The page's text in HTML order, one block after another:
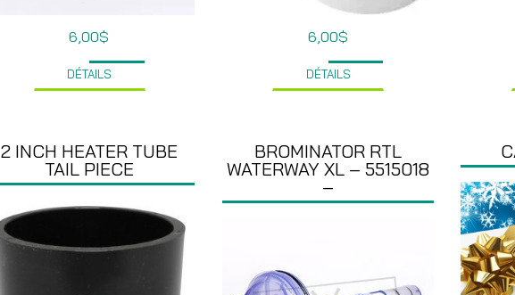
6,00$
DÉTAILS
6,00$
DÉTAILS
2 INCH HEATER TUBE
TAIL PIECE
BROMINATOR RTL
WATERWAY XL – 5515018
–